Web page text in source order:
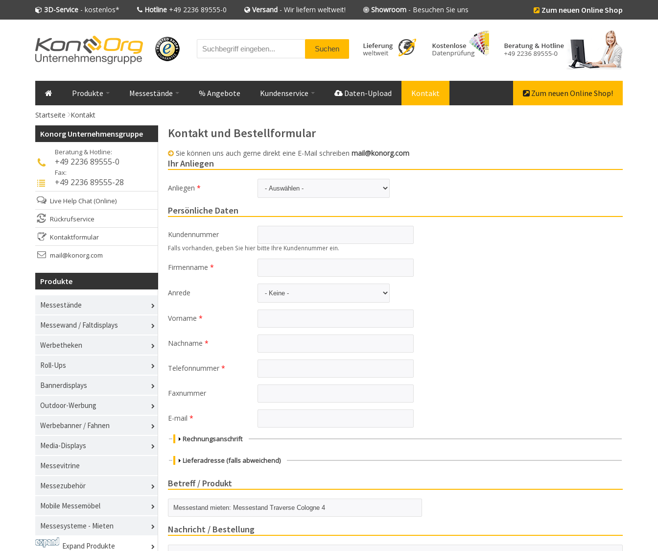
3D-Service - kostenlos* Hotline +49 2236 89555-0 Versand - Wir liefern weltweit! Showroom - Besuchen Sie uns Zum neuen Online Shop
Produkte Messestände % Angebote Kundenservice Daten-Upload Kontakt Zum neuen Online Shop!
Startseite Kontakt
Konorg Unternehmensgruppe
Beratung & Hotline:
+49 2236 89555-0
Fax:
+49 2236 89555-28
Live Help Chat (Online)
Rückrufservice
Kontaktformular
mail@konorg.com
Produkte
Messestände
Messewand / Faltdisplays
Werbetheken
Roll-Ups
Bannerdisplays
Outdoor-Werbung
Werbebanner / Fahnen
Media-Displays
Messevitrine
Messezubehör
Mobile Messemöbel
Messesysteme - Mieten
Expand Produkte
Kontakt und Bestellformular
Sie können uns auch gerne direkt eine E-Mail schreiben mail@konorg.com
Ihr Anliegen
Anliegen *
Persönliche Daten
Kundennummer
Falls vorhanden, geben Sie hier bitte Ihre Kundennummer ein.
Firmenname *
Anrede
Vorname *
Nachname *
Telefonnummer *
Faxnummer
E-mail *
Anzeigen
Rechnungsanschrift
Anzeigen
Lieferadresse (falls abweichend)
Betreff / Produkt
Betreff / Produkt
Nachricht / Bestellung